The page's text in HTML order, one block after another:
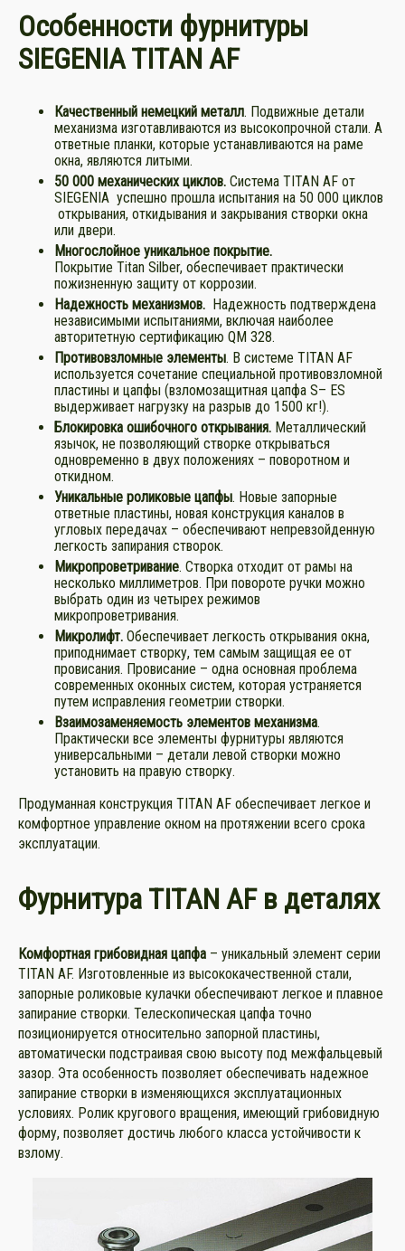
Особенности фурнитуры
SIEGENIA TITAN AF
Качественный немецкий металл. Подвижные детали
механизма изготавливаются из высокопрочной стали. А
ответные планки, которые устанавливаются на раме
окна, являются литыми.
50 000 механических циклов. Система TITAN AF от
SIEGENIA успешно прошла испытания на 50 000 циклов
открывания, откидывания и закрывания створки окна
или двери.
Многослойное уникальное покрытие.
Покрытие Тitan Silber, обеспечивает практически
пожизненную защиту от коррозии.
Надежность механизмов. Надежность подтверждена
независимыми испытаниями, включая наиболее
авторитетную сертификацию QM 328.
Противовзломные элементы. В системе TITAN AF
используется сочетание специальной противовзломной
пластины и цапфы (взломозащитная цапфа S– ES
выдерживает нагрузку на разрыв до 1500 кг!).
Блокировка ошибочного открывания. Металлический
язычок, не позволяющий створке открываться
одновременно в двух положениях – поворотном и
откидном.
Уникальные роликовые цапфы. Новые запорные
ответные пластины, новая конструкция каналов в
угловых передачах – обеспечивают непревзойденную
легкость запирания створок.
Микропроветривание. Створка отходит от рамы на
несколько миллиметров. При повороте ручки можно
выбрать один из четырех режимов
микропроветривания.
Микролифт. Обеспечивает легкость открывания окна,
приподнимает створку, тем самым защищая ее от
провисания. Провисание – одна основная проблема
современных оконных систем, которая устраняется
путем исправления геометрии створки.
Взаимозаменяемость элементов механизма.
Практически все элементы фурнитуры являются
универсальными – детали левой створки можно
установить на правую створку.
Продуманная конструкция TITAN AF обеспечивает легкое и
комфортное управление окном на протяжении всего срока
эксплуатации.
Фурнитура TITAN AF в деталях
Комфортная грибовидная цапфа – уникальный элемент серии
TITAN AF. Изготовленные из высококачественной стали,
запорные роликовые кулачки обеспечивают легкое и плавное
запирание створки. Телескопическая цапфа точно
позиционируется относительно запорной пластины,
автоматически подстраивая свою высоту под межфальцевый
зазор. Эта особенность позволяет обеспечивать надежное
запирание створки в изменяющихся эксплуатационных
условиях. Ролик кругового вращения, имеющий грибовидную
форму, позволяет достичь любого класса устойчивости к
взлому.